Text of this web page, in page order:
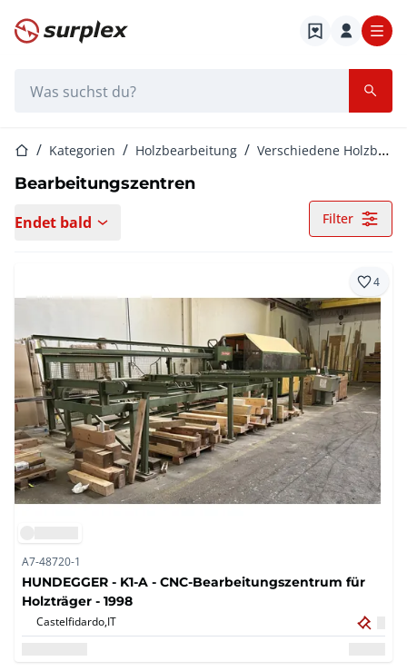
Startseite
StartseiteKategorien Holzbearbeitung Verschiedene Holzbearbeitungen
Bearbeitungszentren
Endet bald Filter
4
A7-48720-1
HUNDEGGER - K1-A - CNC-Bearbeitungszentrum für
Holzträger - 1998
Castelfidardo,IT